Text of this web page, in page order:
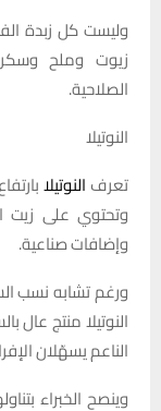
وليست كل زبدة
زيوت وملح
الصلاحية.
النوتيلا
تعرفالنوتيلا
وتحتوي على زيت
وإضافات صناعية.
ورغم تشابه نسب
النوتيلا منتج عال
الناعم يسهّلان
وينصح الخبراء